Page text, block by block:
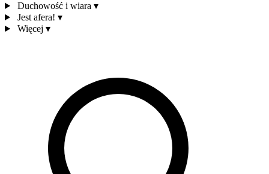
Duchowość i wiara ▾
Jest afera! ▾
Więcej ▾